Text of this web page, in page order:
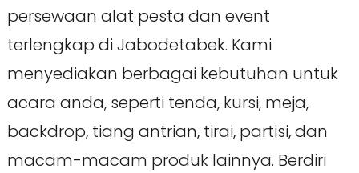
persewaan alat pesta dan event
terlengkap di Jabodetabek. Kami
menyediakan berbagai kebutuhan untuk
acara anda, seperti tenda, kursi, meja,
backdrop, tiang antrian, tirai, partisi, dan
macam-macam produk lainnya. Berdiri